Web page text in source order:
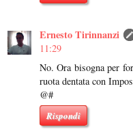
Ernesto Tirinnanzi
11:29
No. Ora bisogna per
ruota dentata con
@#
Rispondi